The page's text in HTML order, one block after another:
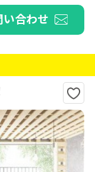
い合わせ